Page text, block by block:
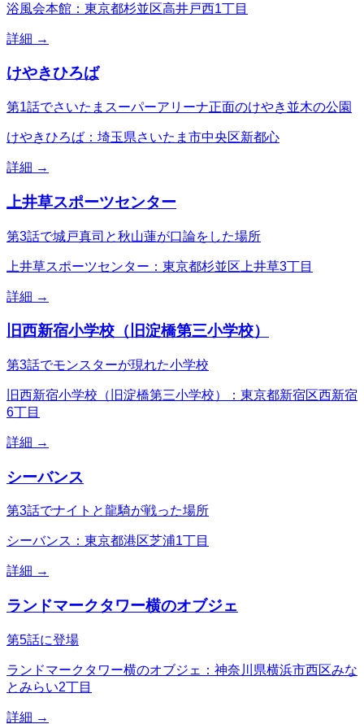
浴風会本館：東京都杉並区高井戸西1丁目
詳細 →
けやきひろば
第1話でさいたまスーパーアリーナ正面のけやき並木の公園
けやきひろば：埼玉県さいたま市中央区新都心
詳細 →
上井草スポーツセンター
第3話で城戸真司と秋山蓮が口論をした場所
上井草スポーツセンター：東京都杉並区上井草3丁目
詳細 →
旧西新宿小学校（旧淀橋第三小学校）
第3話でモンスターが現れた小学校
旧西新宿小学校（旧淀橋第三小学校）：東京都新宿区西新宿
6丁目
詳細 →
シーバンス
第3話でナイトと龍騎が戦った場所
シーバンス：東京都港区芝浦1丁目
詳細 →
ランドマークタワー横のオブジェ
第5話に登場
ランドマークタワー横のオブジェ：神奈川県横浜市西区みな
とみらい2丁目
詳細 →